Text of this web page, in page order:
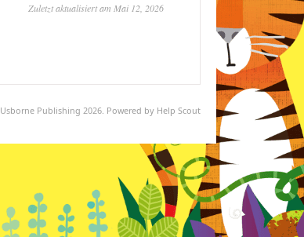
Zuletzt aktualisiert am Mai 12, 2026
Usborne Publishing 2026. Powered by Help Scout